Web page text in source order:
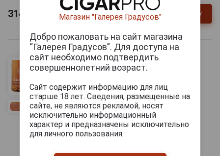
314 - + В заявку
Магазин "Галерея Градусов"
Добро пожаловать на сайт магазина
“Галерея Градусов”. Для доступа на
сайт необходимо подтвердить
совершеннолетний возраст.
Сайт содержит информацию для лиц
старше 18 лет. Сведения, размещенные на
сайте, не являются рекламой, носят
исключительно информационный
характер и предназначены исключительно
для личного пользования.